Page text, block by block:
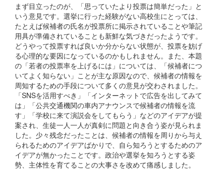
まず目立ったのが、「思っていたより投票は簡単だった」と
いう意見です。選挙に行った経験がない高校生にとっては、
たとえば候補者の氏名が投票所に掲示されていることや筆記
用具が準備されていることも新鮮な気づきだったようです。
どうやって投票すれば良いか分からない状態が、投票を妨げ
る心理的な要因になっているのかもしれません。また、本題
の「若者の投票率を上げるには」については、「候補者につ
いてよく知らない」ことが主な原因なので、候補者の情報を
周知するための手段について多くの意見が交わされました。
「SNSを活用すべき」「インターネットで広告を出してみて
は」「公共交通機関の車内アナウンスで候補者の情報を流
す」「学校に来て演説会をしてもらう」などのアイデアが提
案され、生徒一人一人が真剣に問題と向き合う姿が見られま
した。少々残念だったことは、候補者の情報を周りから与え
られるためのアイデアばかりで、自ら知ろうとするためのア
イデアが無かったことです。政治や選挙を知ろうとする姿
勢、主体性を育てることの大事さを改めて痛感しました。